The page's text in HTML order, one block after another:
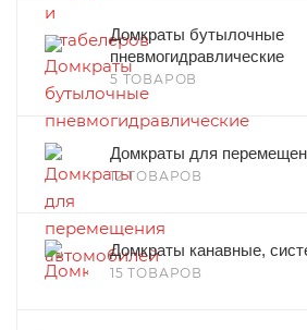
Домкраты бутылочные
пневмогидравлические
5 ТОВАРОВ
Домкраты для
12 ТОВАРОВ
Домкраты канавные,
15 ТОВАРОВ